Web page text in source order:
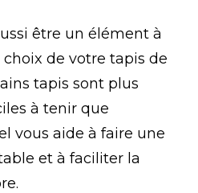
être un élément à
de votre tapis de
tapis sont plus
à tenir que
vous aide à faire une
et à faciliter la